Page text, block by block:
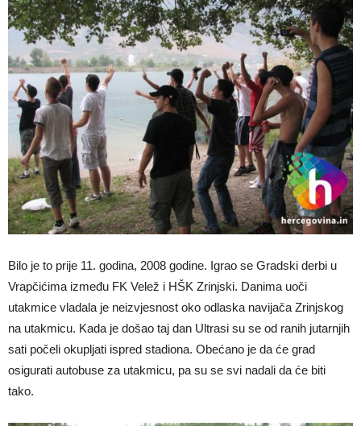
Bilo je to prije 11. godina, 2008 godine. Igrao se Gradski derbi u
Vrapčićima između FK Velež i HŠK Zrinjski. Danima uoči
utakmice vladala je neizvjesnost oko odlaska navijača Zrinjskog
na utakmicu. Kada je došao taj dan Ultrasi su se od ranih jutarnjih
sati počeli okupljati ispred stadiona. Obećano je da će grad
osigurati autobuse za utakmicu, pa su se svi nadali da će biti
tako.